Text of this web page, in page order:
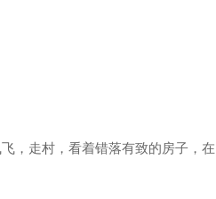
，走村，看着错落有致的房子，在